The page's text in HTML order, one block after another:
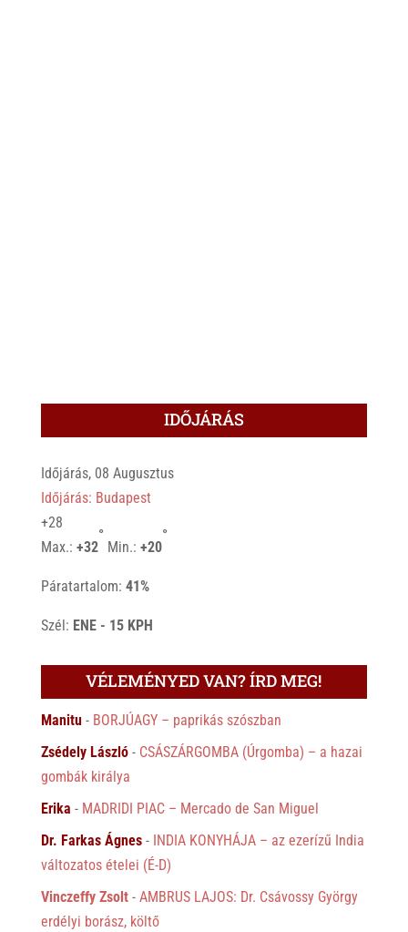
IDŐJÁRÁS
Időjárás, 08 Augusztus
Időjárás: Budapest
+28
Max.: +32
°
Min.: +20
°
Páratartalom: 41%
Szél: ENE - 15 KPH
VÉLEMÉNYED VAN? ÍRD MEG!
Manitu- BORJÚAGY – paprikás szószban
Zsédely László- CSÁSZÁRGOMBA (Úrgomba) – a hazai
gombák királya
Erika - MADRIDI PIAC – Mercado de San Miguel
Dr. Farkas Ágnes- INDIA KONYHÁJA – az ezerízű India
változatos ételei (É-D)
Vinczeffy Zsolt- AMBRUS LAJOS: Dr. Csávossy György
erdélyi borász, költő